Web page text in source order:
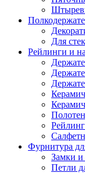
Для
Рейлинги и
Фурнитура
Замки и
Петли